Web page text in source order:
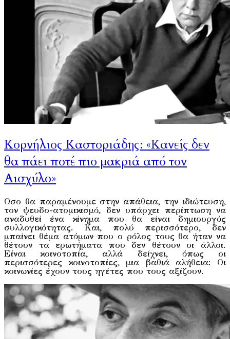
Κορνήλιος Καστοριάδης: «Κανείς δεν
θα πάει ποτέ πιο μακριά από τον
Αισχύλο»
Οσο θα παραμένουμε στην απάθεια, την ιδιώτευση,
τον ψευδο-ατομικισμό, δεν υπάρχει περίπτωση να
αναδυθεί ένα κίνημα που θα είναι δημιουργός
συλλογικότητας. Kαι, πολύ περισσότερο, δεν
μπαίνει θέμα ατόμων που ο ρόλος τους θα ήταν να
θέτουν τα ερωτήματα που δεν θέτουν οι άλλοι.
Eίναι κοινοτοπία, αλλά δείχνει, όπως οι
περισσότερες κοινοτοπίες, μια βαθιά αλήθεια: Οι
κοινωνίες έχουν τους ηγέτες που τους αξίζουν.